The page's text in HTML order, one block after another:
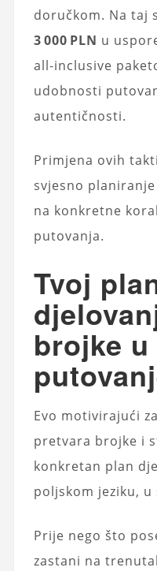
doručkom. Na taj
3 000 PLN u
all‑inclusive
udobnosti
autentičnosti.
Primjena ovih
svjesno
na konkretne
putovanja.
Tvoj
brojke
Evo motivirajući
pretvara brojke i
konkretan plan
poljskom jeziku, u
Prije nego što
zastani na